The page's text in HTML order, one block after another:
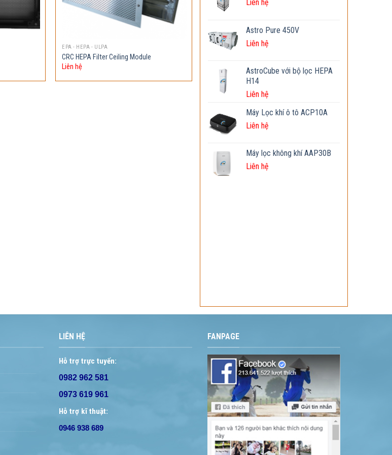
EPA - HEPA - ULPA
CRC HEPA Filter Ceiling Module
Liên hệ
Liên hệ
Astro Pure 450V
Liên hệ
AstroCube với bộ lọc HEPA
H14
Liên hệ
Máy Lọc khí ô tô ACP10A
Liên hệ
Máy lọc không khí AAP30B
Liên hệ
LIÊN HỆ
Hỗ trợ trực tuyến:
0982 962 581
0973 619 961
Hỗ trợ kĩ thuật:
0946 938 689
FANPAGE